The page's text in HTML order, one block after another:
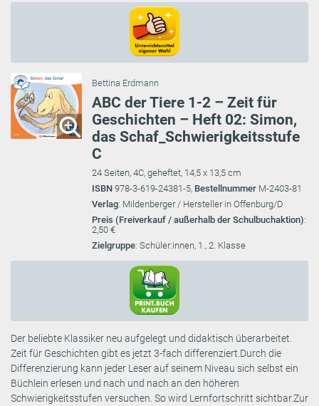
Bettina Erdmann
ABC der Tiere 1-2 – Zeit für
Geschichten – Heft 02: Simon,
das Schaf_Schwierigkeitsstufe
C
24 Seiten, 4C, geheftet, 14,5 x 13,5 cm
ISBN 978-3-619-24381-5, Bestellnummer M-2403-81
Verlag: Mildenberger / Hersteller in Offenburg/D
Preis (Freiverkauf / außerhalb der Schulbuchaktion):
2,50 €
Zielgruppe: Schüler:innen, 1., 2. Klasse
Der beliebte Klassiker neu aufgelegt und didaktisch überarbeitet.
Zeit für Geschichten gibt es jetzt 3-fach differenziert.Durch die
Differenzierung kann jeder Leser auf seinem Niveau sich selbst ein
Büchlein erlesen und nach und nach an den höheren
Schwierigkeitsstufen versuchen. So wird Lernfortschritt sichtbar.Zur